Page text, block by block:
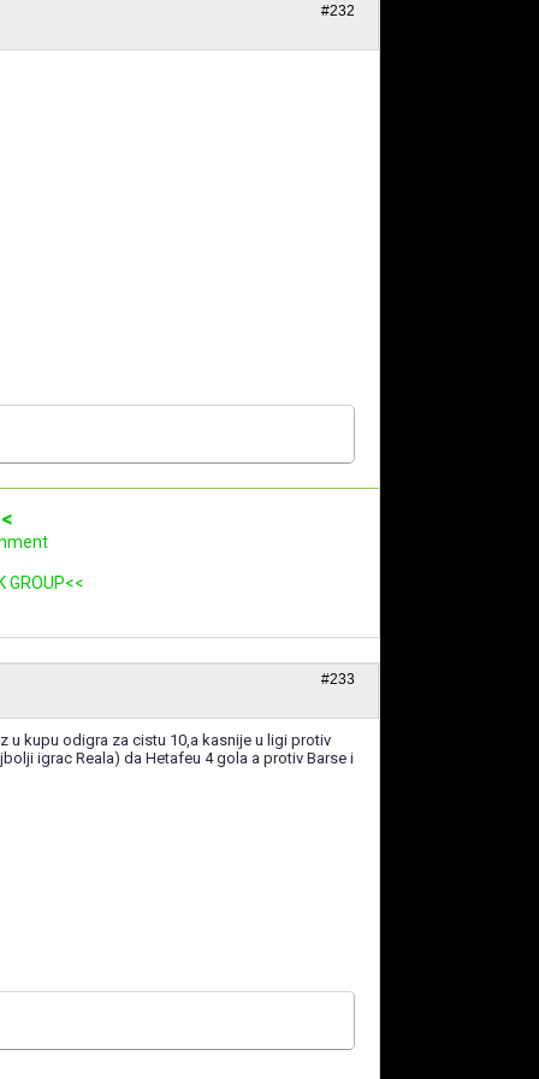
#232
GROUP<<
#233
u kupu odigra za cistu 10,a kasnije u ligi protiv
igrac Reala) da Hetafeu 4 gola a protiv Barse i